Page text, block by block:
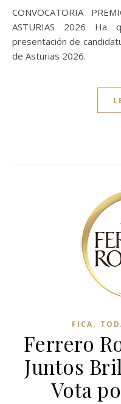
CONVOCATORIA PREMIO AL PUEBLO EJEMPLAR DE
ASTURIAS 2026 Ha
presentación de
de Asturias 2026.
FICA,
Ferrero
Juntos
Vota